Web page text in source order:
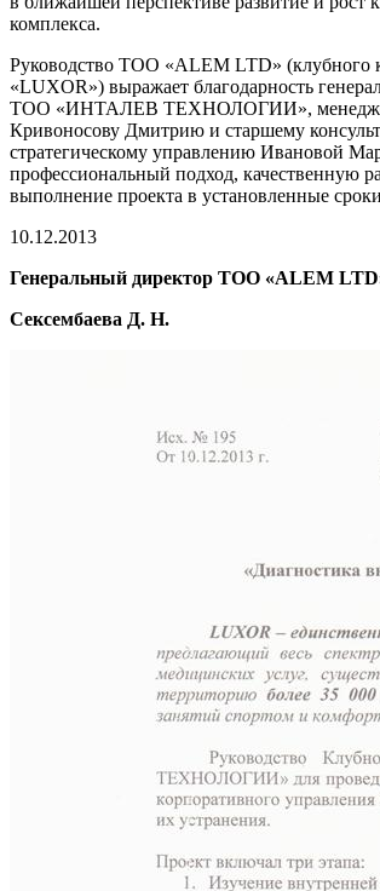
комплекса.
Руководство ТОО «ALEM LTD» (клубного
«LUXOR») выражает благодарность
ТОО «ИНТАЛЕВ ТЕХНОЛОГИИ»,
Кривоносову Дмитрию и старшему
стратегическому управлению Ивановой
профессиональный подход, качественную
выполнение проекта в установленные
10.12.2013
Генеральный директор ТОО «ALEM
Сексембаева Д. Н.